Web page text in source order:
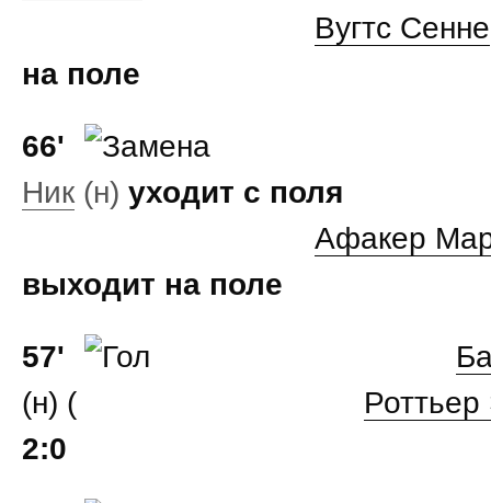
Вугтс Сенне
на поле
66'
Ник (н) уходит с поля
Афакер
выходит на поле
57'
(н) (
2:0